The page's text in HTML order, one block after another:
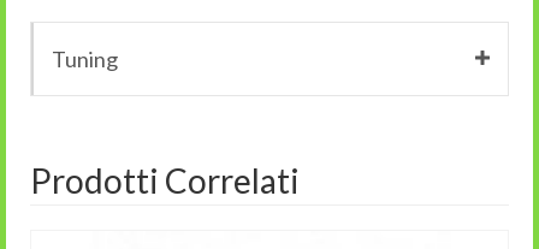
Tuning
Prodotti Correlati